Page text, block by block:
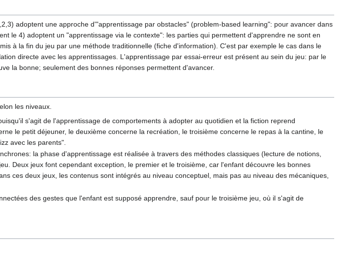
adoptent une approche d'"apprentissage par obstacles" (problem-based learning": pour avancer dans
le 4) adoptent un "apprentissage via le contexte": les parties qui permettent d'apprendre ne sont en
à la fin du jeu par une méthode traditionnelle (fiche d'information). C'est par exemple le cas dans le
directe avec les apprentissages. L'apprentissage par essai-erreur est présent au sein du jeu: par le
la bonne; seulement des bonnes réponses permettent d'avancer.
les niveaux.
s'agit de l'apprentissage de comportements à adopter au quotidien et la fiction reprend
le petit déjeuner, le deuxième concerne la recréation, le troisième concerne le repas à la cantine, le
avec les parents".
la phase d'apprentissage est réalisée à travers des méthodes classiques (lecture de notions,
Deux jeux font cependant exception, le premier et le troisième, car l'enfant découvre les bonnes
ces deux jeux, les contenus sont intégrés au niveau conceptuel, mais pas au niveau des mécaniques,
des gestes que l'enfant est supposé apprendre, sauf pour le troisième jeu, où il s'agit de